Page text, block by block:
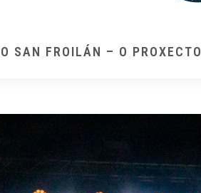
SAN FROILÁN – O PROXECTO